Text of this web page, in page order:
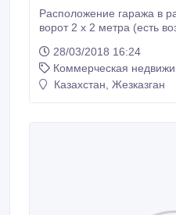
Расположение гаража в
ворот 2 х 2 метра (есть
бетонные. Есть готовые стеллажи,
потолок (в дальней от
метров). Торг уместен!.
28/03/2018 16:24
Коммерческая
Казахстан, Жезказган